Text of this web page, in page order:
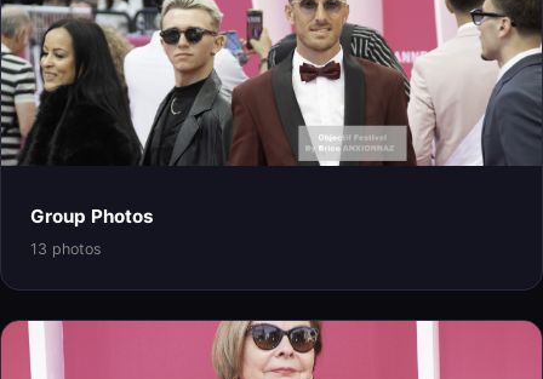
Group Photos
13 photos